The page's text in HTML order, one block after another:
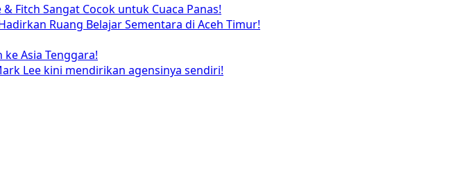
Fitch Sangat Cocok untuk Cuaca Panas!
Ruang Belajar Sementara di Aceh Timur!
Asia Tenggara!
Lee kini mendirikan agensinya sendiri!